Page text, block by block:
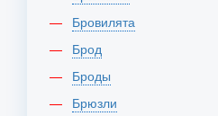
Бровилята
Брод
Броды
Брюзли